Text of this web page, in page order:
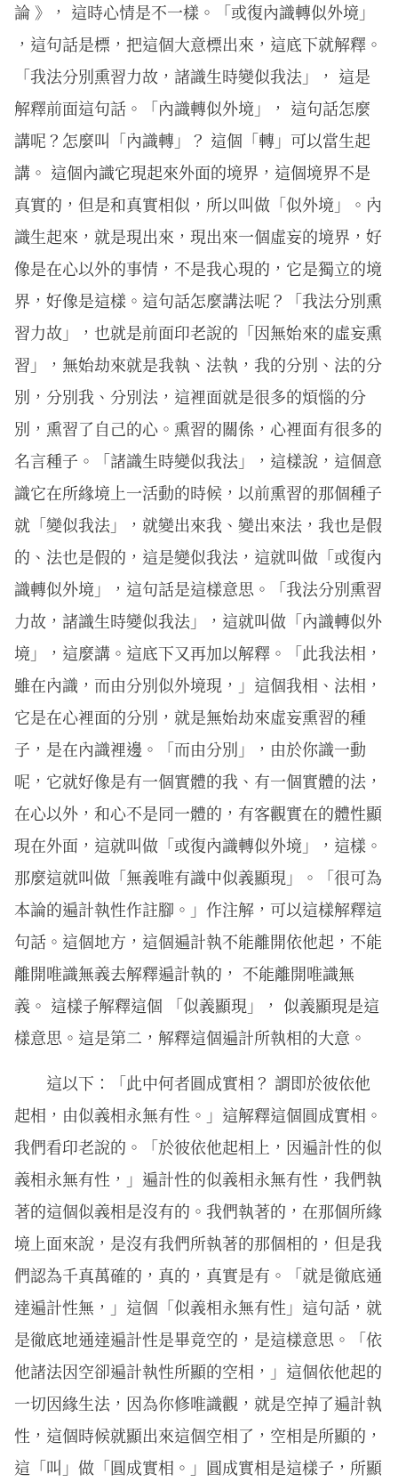
論 》， 這時心情是不一樣。「或復內識轉似外境」
，這句話是標，把這個大意標出來，這底下就解釋。
「我法分別熏習力故，諸識生時變似我法」， 這是
解釋前面這句話。「內識轉似外境」， 這句話怎麼
講呢？怎麼叫「內識轉」？ 這個「轉」可以當生起
講。 這個內識它現起來外面的境界，這個境界不是
真實的，但是和真實相似，所以叫做「似外境」。內
識生起來，就是現出來，現出來一個虛妄的境界，好
像是在心以外的事情，不是我心現的，它是獨立的境
界，好像是這樣。這句話怎麼講法呢？「我法分別熏
習力故」，也就是前面印老說的「因無始來的虛妄熏
習」，無始劫來就是我執、法執，我的分別、法的分
別，分別我、分別法，這裡面就是很多的煩惱的分
別，熏習了自己的心。熏習的關係，心裡面有很多的
名言種子。「諸識生時變似我法」，這樣說，這個意
識它在所緣境上一活動的時候，以前熏習的那個種子
就「變似我法」，就變出來我、變出來法，我也是假
的、法也是假的，這是變似我法，這就叫做「或復內
識轉似外境」，這句話是這樣意思。「我法分別熏習
力故，諸識生時變似我法」，這就叫做「內識轉似外
境」，這麼講。這底下又再加以解釋。「此我法相，
雖在內識，而由分別似外境現，」這個我相、法相，
它是在心裡面的分別，就是無始劫來虛妄熏習的種
子，是在內識裡邊。「而由分別」，由於你識一動
呢，它就好像是有一個實體的我、有一個實體的法，
在心以外，和心不是同一體的，有客觀實在的體性顯
現在外面，這就叫做「或復內識轉似外境」，這樣。
那麼這就叫做「無義唯有識中似義顯現」。「很可為
本論的遍計執性作註腳。」作注解，可以這樣解釋這
句話。這個地方，這個遍計執不能離開依他起，不能
離開唯識無義去解釋遍計執的， 不能離開唯識無
義。 這樣子解釋這個 「似義顯現」， 似義顯現是這
樣意思。這是第二，解釋這個遍計所執相的大意。
這以下：「此中何者圓成實相？ 謂即於彼依他
起相，由似義相永無有性。」這解釋這個圓成實相。
我們看印老說的。「於彼依他起相上，因遍計性的似
義相永無有性，」遍計性的似義相永無有性，我們執
著的這個似義相是沒有的。我們執著的，在那個所緣
境上面來說，是沒有我們所執著的那個相的，但是我
們認為千真萬確的，真的，真實是有。「就是徹底通
達遍計性無，」這個「似義相永無有性」這句話，就
是徹底地通達遍計性是畢竟空的，是這樣意思。「依
他諸法因空卻遍計執性所顯的空相，」這個依他起的
一切因緣生法，因為你修唯識觀，就是空掉了遍計執
性，這個時候就顯出來這個空相了，空相是所顯的，
這「叫」做「圓成實相。」圓成實相是這樣子，所顯